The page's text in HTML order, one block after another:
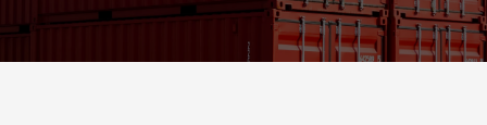
НАЗАД ВПЕРЕД